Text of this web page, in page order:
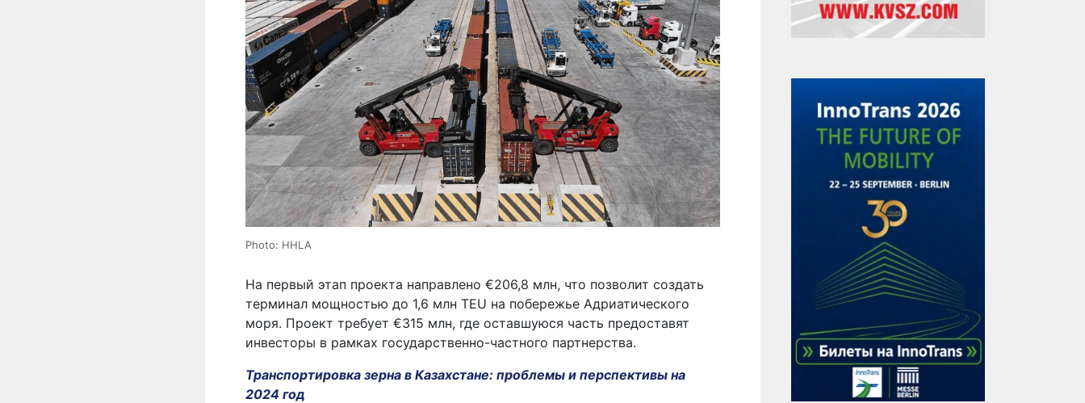
Photo: HHLA
На первый этап проекта направлено €206,8 млн, что позволит создать
терминал мощностью до 1,6 млн TEU на побережье Адриатического
моря. Проект требует €315 млн, где оставшуюся часть предоставят
инвесторы в рамках государственно-частного партнерства.
Транспортировка зерна в Казахстане: проблемы и перспективы на
2024 год